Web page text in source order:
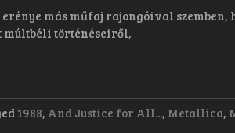
más műfaj rajongóival szemben,
múltbéli történéseiről,
1988, And Justice for All..., Metallica,